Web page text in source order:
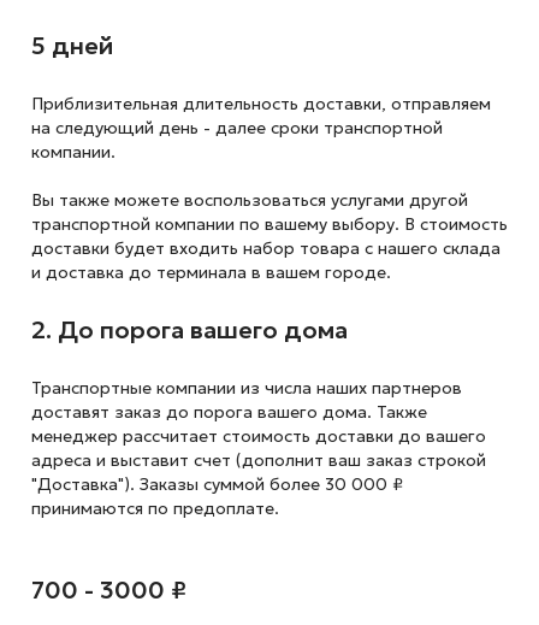
5 дней
Приблизительная длительность доставки, отправляем
на следующий день - далее сроки транспортной
компании.
Вы также можете воспользоваться услугами другой
транспортной компании по вашему выбору. В стоимость
доставки будет входить набор товара с нашего склада
и доставка до терминала в вашем городе.
2. До порога вашего дома
Транспортные компании из числа наших партнеров
доставят заказ до порога вашего дома. Также
менеджер рассчитает стоимость доставки до вашего
адреса и выставит счет (дополнит ваш заказ строкой
"Доставка"). Заказы суммой более 30 000 ₽
принимаются по предоплате.
700 - 3000 ₽